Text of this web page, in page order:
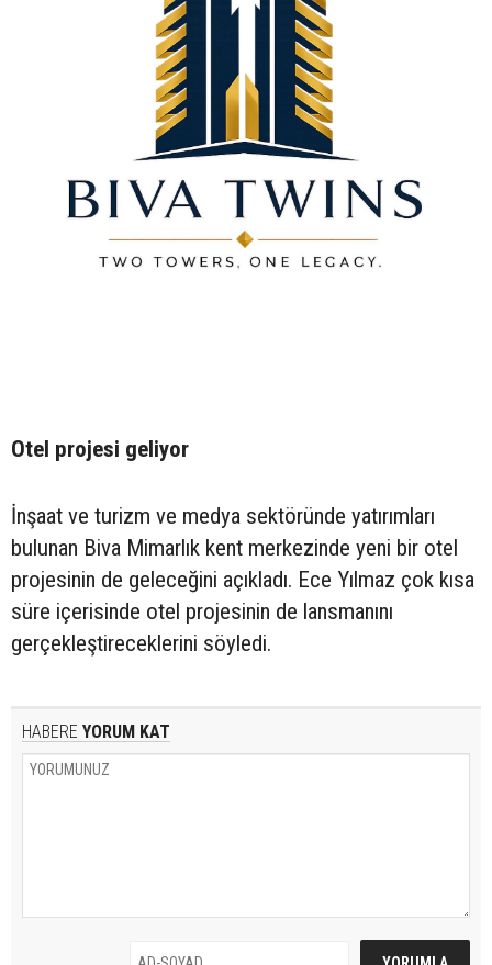
Otel projesi geliyor
İnşaat ve turizm ve medya sektöründe yatırımları
bulunan Biva Mimarlık kent merkezinde yeni bir otel
projesinin de geleceğini açıkladı. Ece Yılmaz çok kısa
süre içerisinde otel projesinin de lansmanını
gerçekleştireceklerini söyledi.
HABERE YORUM KAT